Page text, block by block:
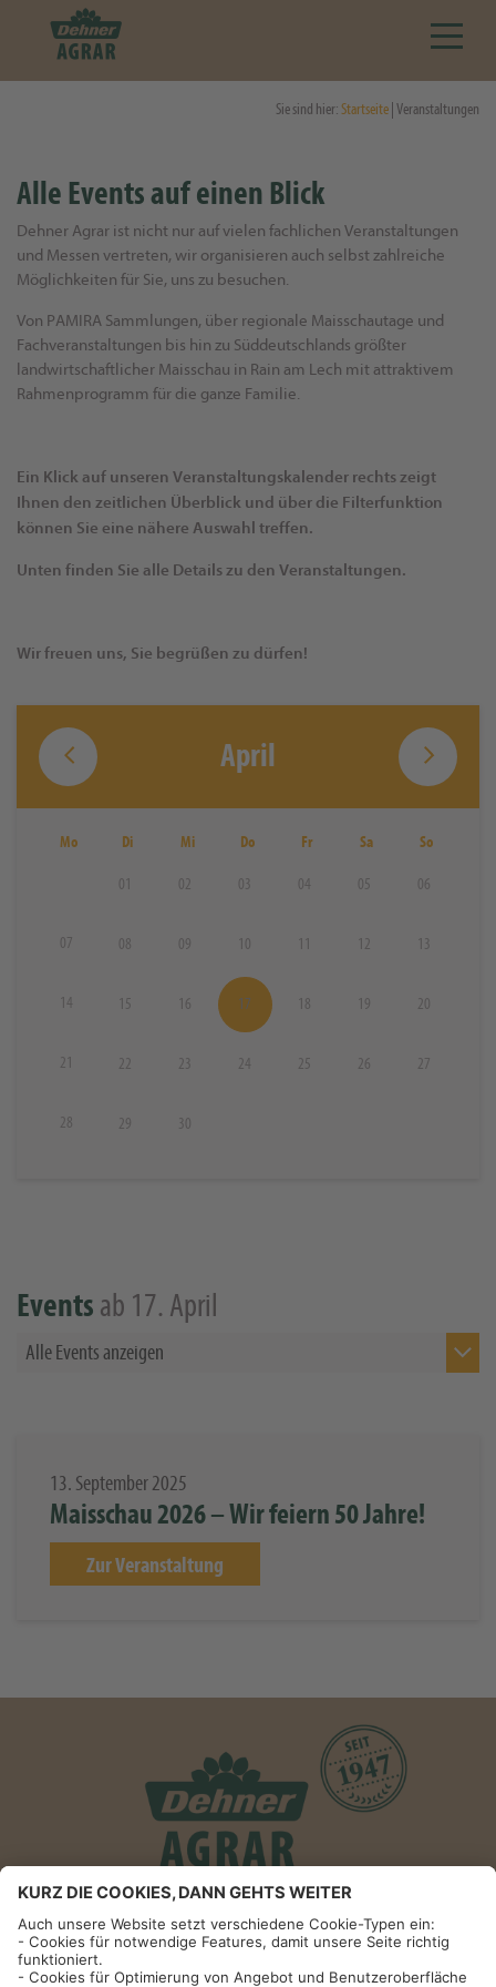
Sie sind hier:Startseite | Veranstaltungen
Alle Events auf einen Blick
Dehner Agrar ist nicht nur auf vielen fachlichen Veranstaltungen
und Messen vertreten, wir organisieren auch selbst zahlreiche
Möglichkeiten für Sie, uns zu besuchen.
Von PAMIRA Sammlungen, über regionale Maisschautage und
Fachveranstaltungen bis hin zu Süddeutschlands größter
landwirtschaftlicher Maisschau in Rain am Lech mit attraktivem
Rahmenprogramm für die ganze Familie.
Ein Klick auf unseren Veranstaltungskalender rechts zeigt
Ihnen den zeitlichen Überblick und über die Filterfunktion
können Sie eine nähere Auswahl treffen.
Unten finden Sie alle Details zu den Veranstaltungen.
Wir freuen uns, Sie begrüßen zu dürfen!
April
Mo Di Mi Do Fr Sa So
01 02 03 04 05 06
07 08 09 10 11 12 13
14 15 16 17 18 19 20
21 22 23 24 25 26 27
28 29 30
Events ab 17. April
Alle Events anzeigen
13. September 2025
Maisschau 2026 – Wir feiern 50 Jahre!
Zur Veranstaltung